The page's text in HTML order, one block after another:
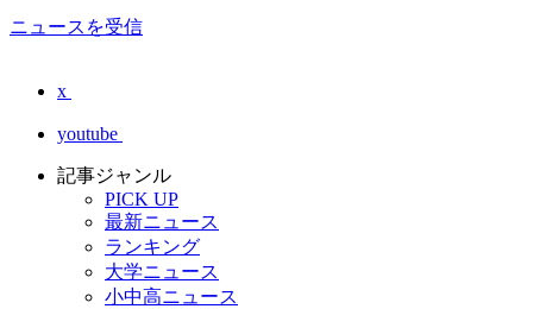
ニュースを受信
x
youtube
記事ジャンル
PICK UP
最新ニュース
ランキング
大学ニュース
小中高ニュース